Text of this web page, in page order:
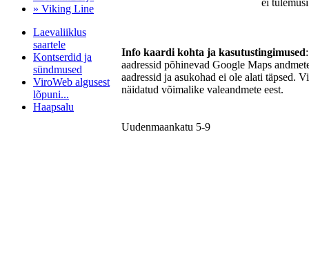
» Viking Line
Laevaliiklus
saartele
Kontserdid ja
sündmused
ViroWeb algusest
lõpuni...
Haapsalu
Info kaardi kohta ja kasutustingimused
aadressid põhinevad Google Maps
aadressid ja asukohad ei ole alati täpsed.
näidatud võimalike valeandmete eest.
Uudenmaankatu 5-9